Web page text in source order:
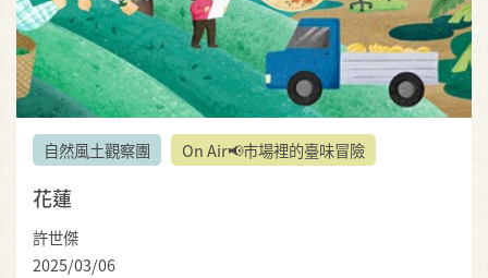
自然風土觀察團 On Air📢市場裡的臺味冒險
花蓮
許世傑
2025/03/06